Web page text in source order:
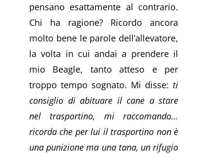
pensano esattamente al contrario.
Chi ha ragione? Ricordo ancora
molto bene le parole dell’allevatore,
la volta in cui andai a prendere il
mio Beagle, tanto atteso e per
troppo tempo sognato. Mi disse: ti
consiglio di abituare il cane a stare
nel trasportino, mi raccomando…
ricorda che per lui il trasportino non è
una punizione ma una tana, un rifugio